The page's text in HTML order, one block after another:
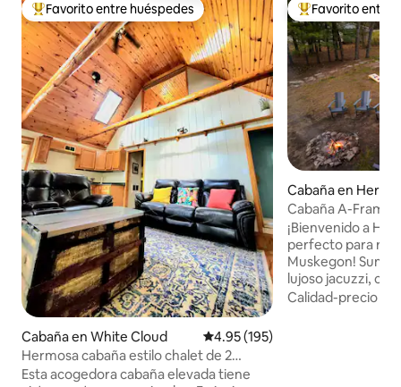
Favorito entre huéspedes preferido
Favorito entre huéspedes
Cabaña en White Cloud Calificación promedio: 4.95 de
4.95 (195)
Hermosa cabaña estilo chalet de 2
dormitorios
Esta acogedora cabaña elevada tiene
Favorito entre
Favorito entre
Cabaña en Hersey
Cabaña A-Frame
vistas y chimenea
¡Bienvenido a
perfecto para
Muskegon!
lujoso jacuzzi,
disfruta de las
Calidad-precio